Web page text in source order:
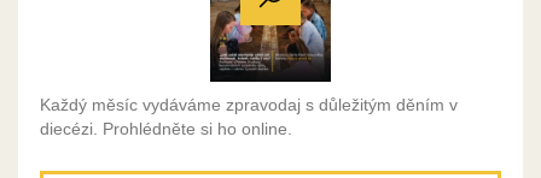
Každý měsíc vydáváme zpravodaj s důležitým děním v
diecézi. Prohlédněte si ho online.